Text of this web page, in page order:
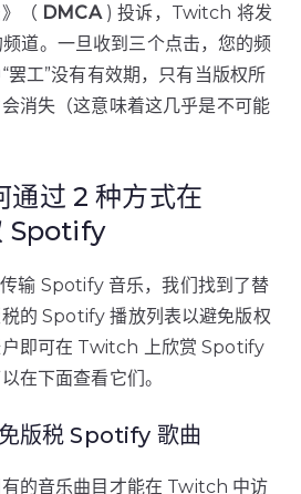
（ DMCA) 投诉，Twitch 将发
频道。一旦收到三个点击，您的频
罢工”没有有效期，只有当版权所
消失（这意味着这几乎是不可能
通过 2 种方式在
Spotify
输 Spotify 音乐，我们找到了替
的 Spotify 播放列表以避免版权
户即可在 Twitch 上欣赏 Spotify
在下面查看它们。
版税 Spotify 歌曲
的音乐曲目才能在 Twitch 中访